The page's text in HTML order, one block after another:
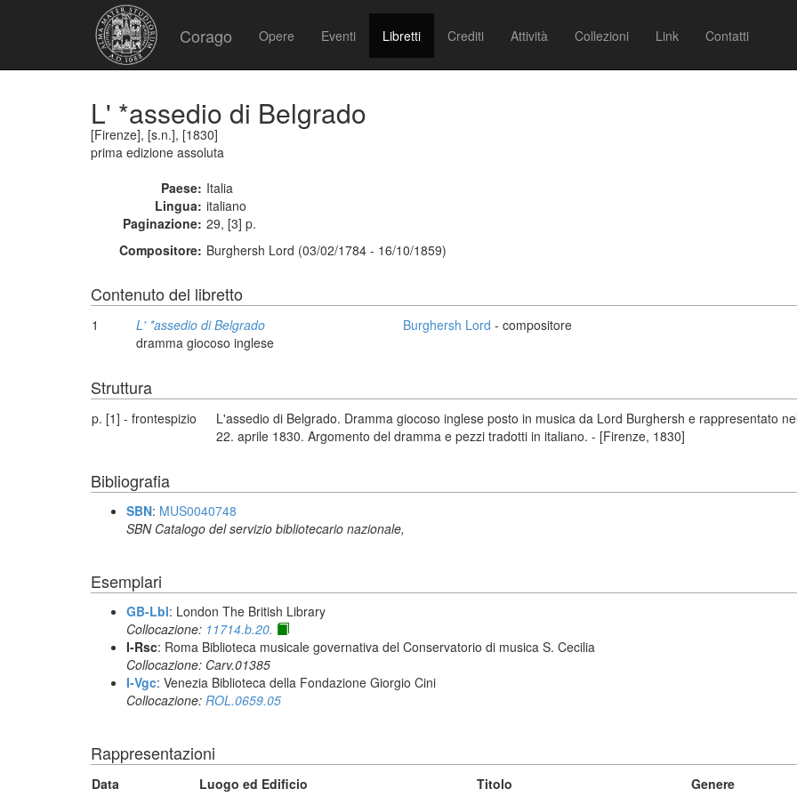
Corago Opere Eventi Libretti Crediti Attività Collezioni Link Contatti
L' *assedio di Belgrado
[Firenze], [s.n.], [1830]
prima edizione assoluta
Paese: Italia
Lingua: italiano
Paginazione: 29, [3] p.
Compositore: Burghersh Lord (03/02/1784 - 16/10/1859)
Contenuto del libretto
1
L' *assedio di Belgrado
dramma giocoso inglese
Burghersh Lord - compositore
Struttura
p. [1] - frontespizio
L'assedio di Belgrado. Dramma giocoso inglese posto in musica da Lord Burghersh e rappresentato
22. aprile 1830. Argomento del dramma e pezzi tradotti in italiano. - [Firenze, 1830]
Bibliografia
SBN: MUS0040748
SBN Catalogo del servizio bibliotecario nazionale,
Esemplari
GB-Lbl: London The British Library
Collocazione: 11714.b.20.
I-Rsc: Roma Biblioteca musicale governativa del Conservatorio di musica S. Cecilia
Collocazione: Carv.01385
I-Vgc: Venezia Biblioteca della Fondazione Giorgio Cini
Collocazione: ROL.0659.05
Rappresentazioni
Data Luogo ed Edificio Titolo Genere